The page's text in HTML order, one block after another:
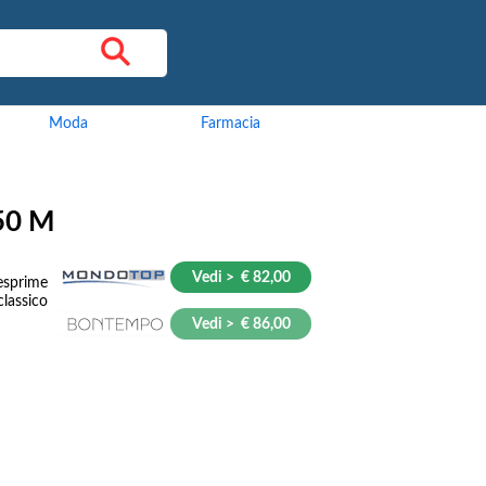
Moda Farmacia
M
Vedi > € 82,00
Vedi > € 86,00